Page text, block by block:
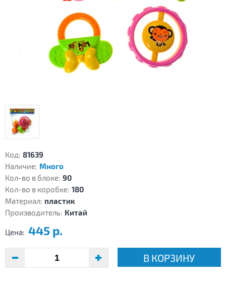
Код: 81639
Наличие: Много
Кол-во в блоке: 90
Кол-во в коробке: 180
Материал: пластик
Производитель: Китай
Цена: 445 р.
В КОРЗИНУ